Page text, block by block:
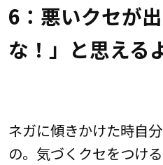
6：悪いクセが
な！」と思える
ネガに傾きかけた時自
の。気づくクセをつけ